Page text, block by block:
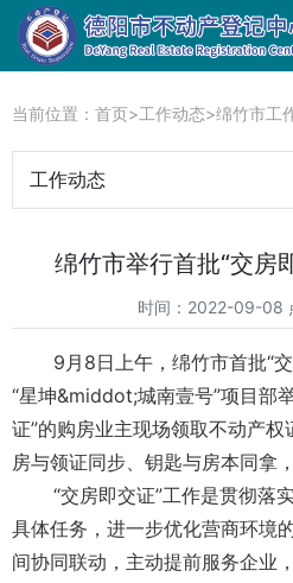
当前位置： 首页>工作动态>绵竹市工
工作动态
绵竹市举行首批“交房
时间：2022-09-08
9月8日上午，绵竹市首批“交
“星坤&middot;城南壹号”项目部
证”的购房业主现场领取不动产
房与领证同步、钥匙与房本同拿
“交房即交证”工作是贯彻落实
具体任务，进一步优化营商环境
间协同联动，主动提前服务企业